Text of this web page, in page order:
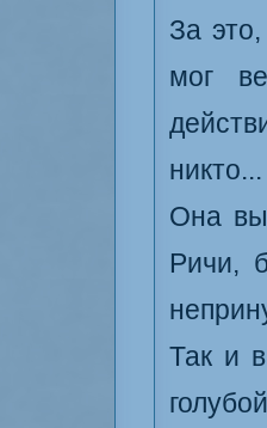
За
мог
Она
Ричи,
Так и